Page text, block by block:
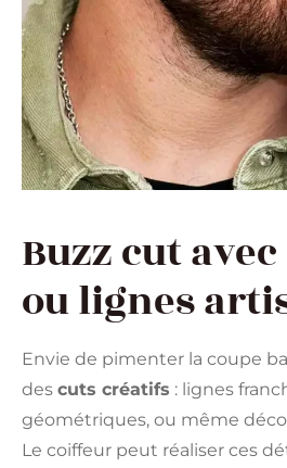
Buzz cut
ou lignes
Envie de pimenter la coupe
des cuts créatifs : lignes
géométriques, ou même
Le coiffeur peut réaliser ces